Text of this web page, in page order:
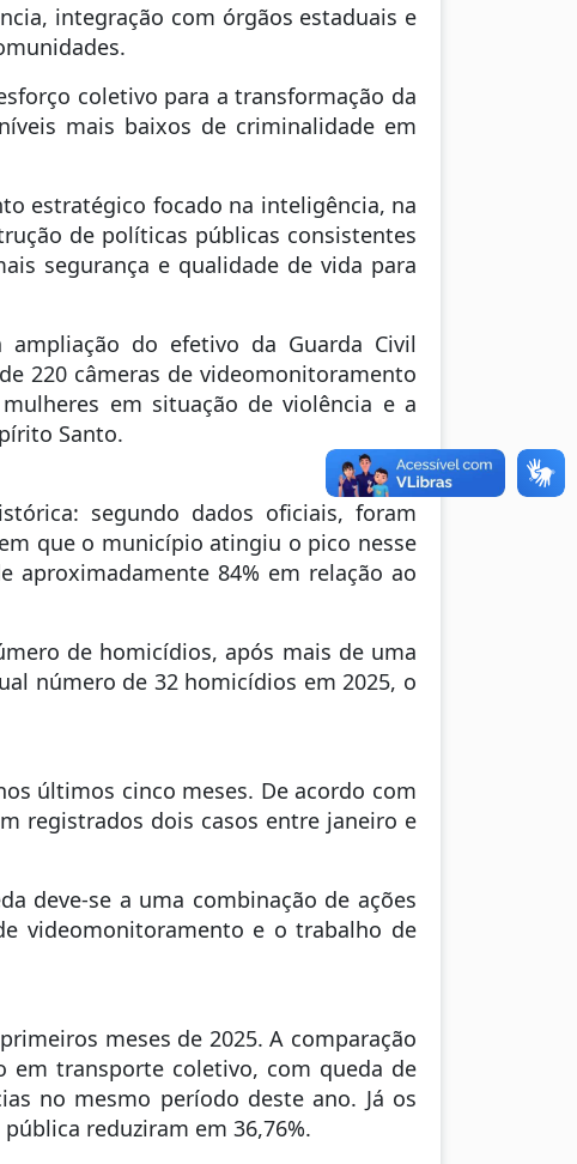
integração com órgãos estaduais e
coletivo para a transformação da
mais baixos de criminalidade em
estratégico focado na inteligência, na
de políticas públicas consistentes
segurança e qualidade de vida para
do efetivo da Guarda Civil
220 câmeras de videomonitoramento
em situação de violência e a
Santo.
segundo dados oficiais, foram
que o município atingiu o pico nesse
aproximadamente 84% em relação ao
de homicídios, após mais de uma
número de 32 homicídios em 2025, o
últimos cinco meses. De acordo com
registrados dois casos entre janeiro e
deve-se a uma combinação de ações
videomonitoramento e o trabalho de
meses de 2025. A comparação
em transporte coletivo, com queda de
no mesmo período deste ano. Já os
reduziram em 36,76%.